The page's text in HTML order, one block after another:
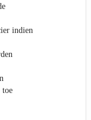
indien
toe